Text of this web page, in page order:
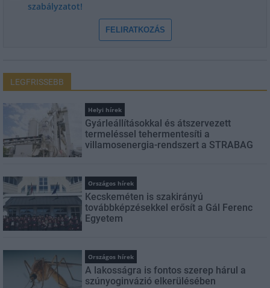
szabályzatot!
FELIRATKOZÁS
LEGFRISSEBB
Helyi hírek
Gyárleállításokkal és átszervezett
termeléssel tehermentesíti a
villamosenergia-rendszert a STRABAG
Országos hírek
Kecskeméten is szakirányú
továbbképzésekkel erősít a Gál Ferenc
Egyetem
Országos hírek
A lakosságra is fontos szerep hárul a
szúnyoginvázió elkerülésében